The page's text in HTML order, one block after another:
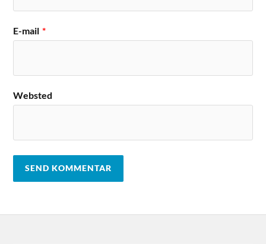
E-mail *
Websted